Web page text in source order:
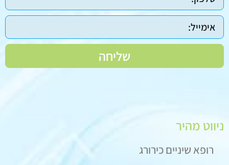
שליחה
ניווט מהיר
רופא שיניים כירורג